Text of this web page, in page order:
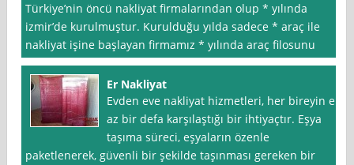
Türkiye’nin öncü nakliyat firmalarından olup * yılında
izmir’de kurulmuştur. Kurulduğu yılda sadece * araç ile
nakliyat işine başlayan firmamız * yılında araç filosunu
Er Nakliyat
Evden eve nakliyat hizmetleri, her bireyin en
az bir defa karşılaştığı bir ihtiyaçtır. Eşya
taşıma süreci, eşyaların özenle
paketlenerek, güvenli bir şekilde taşınması gereken bir